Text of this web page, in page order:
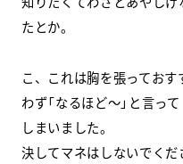
たとか。
こ、これは胸を張ってお
わず「なるほど～」と言って
しまいました。
決してマネはしないでくだ